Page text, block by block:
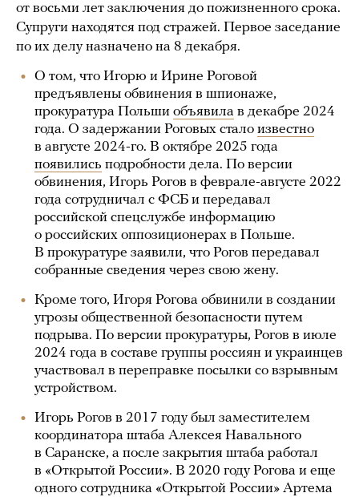
от восьми лет заключения до пожизненного срока.
Супруги находятся под стражей. Первое заседание
по их делу назначено на 8 декабря.
О том, что Игорю и Ирине Роговой
предъявлены обвинения в шпионаже,
прокуратура Польши объявила в декабре 2024
года. О задержании Роговых стало известно
в августе 2024-го. В октябре 2025 года
появились подробности дела. По версии
обвинения, Игорь Рогов в феврале-августе 2022
года сотрудничал с ФСБ и передавал
российской спецслужбе информацию
о российских оппозиционерах в Польше.
В прокуратуре заявили, что Рогов передавал
собранные сведения через свою жену.
Кроме того, Игоря Рогова обвинили в создании
угрозы общественной безопасности путем
подрыва. По версии прокуратуры, Рогов в июле
2024 года в составе группы россиян и украинцев
участвовал в переправке посылки со взрывным
устройством.
Игорь Рогов в 2017 году был заместителем
координатора штаба Алексея Навального
в Саранске, а после закрытия штаба работал
в «Открытой России». В 2020 году Рогова и еще
одного сотрудника «Открытой России» Артема